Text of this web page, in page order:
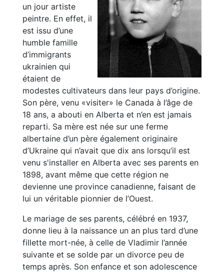
un jour artiste
peintre. En effet, il
est issu d’une
humble famille
d’immigrants
ukrainien qui
étaient de
modestes cultivateurs dans leur pays d’origine.
Son père, venu «visiter» le Canada à l’âge de
18 ans, a abouti en Alberta et n’en est jamais
reparti. Sa mère est née sur une ferme
albertaine d’un père également originaire
d’Ukraine qui n’avait que dix ans lorsqu’il est
venu s'installer en Alberta avec ses parents en
1898, avant même que cette région ne
devienne une province canadienne, faisant de
lui un véritable pionnier de l’Ouest.
Le mariage de ses parents, célébré en 1937,
donne lieu à la naissance un an plus tard d’une
fillette mort-née, à celle de Vladimir l’année
suivante et se solde par un divorce peu de
temps après. Son enfance et son adolescence